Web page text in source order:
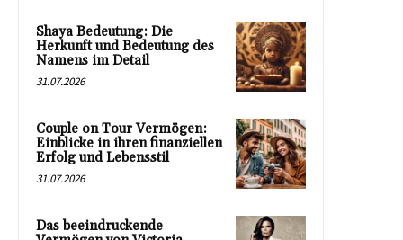
Shaya Bedeutung: Die
Herkunft und Bedeutung des
Namens im Detail
31.07.2026
Couple on Tour Vermögen:
Einblicke in ihren finanziellen
Erfolg und Lebensstil
31.07.2026
Das beeindruckende